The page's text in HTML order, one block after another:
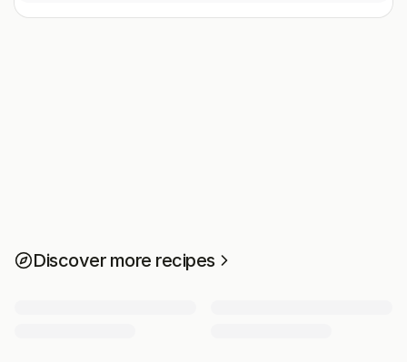
Discover more recipes